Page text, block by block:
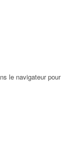
le navigateur pour